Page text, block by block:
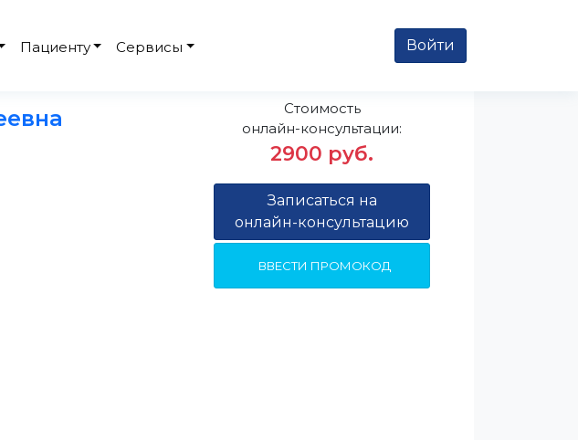
Пациенту Сервисы Войти
Стоимость
онлайн-консультации:
2900 руб.
Записаться на
онлайн-консультацию
ВВЕСТИ ПРОМОКОД